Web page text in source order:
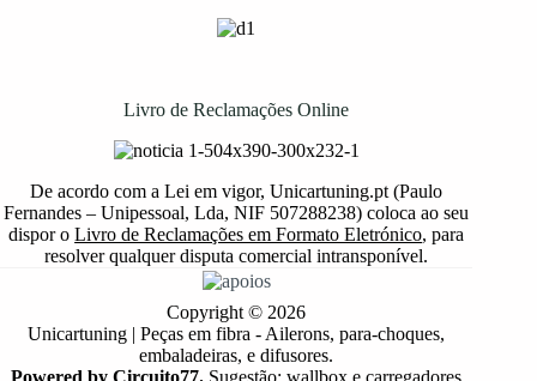
Livro de Reclamações Online
De acordo com a Lei em vigor, Unicartuning.pt (Paulo
Fernandes – Unipessoal, Lda, NIF 507288238) coloca ao seu
dispor oLivro de Reclamações em Formato Eletrónico, para
resolver qualquer disputa comercial intransponível.
Copyright © 2026
Unicartuning | Peças em fibra - Ailerons, para-choques,
embaladeiras, e difusores.
Powered by Circuito77. Sugestão: wallbox e carregadores